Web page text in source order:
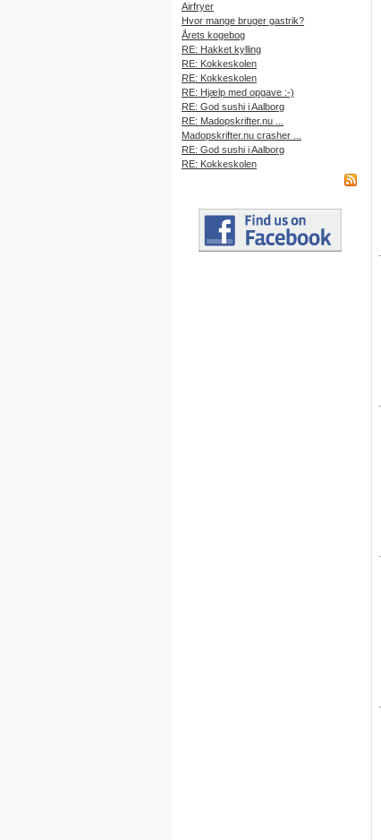
Airfryer
Hvor mange bruger gastrik?
Årets kogebog
RE: Hakket kylling
RE: Kokkeskolen
RE: Kokkeskolen
RE: Hjælp med opgave :-)
RE: God sushi i Aalborg
RE: Madopskrifter.nu ...
Madopskrifter.nu crasher ...
RE: God sushi i Aalborg
RE: Kokkeskolen